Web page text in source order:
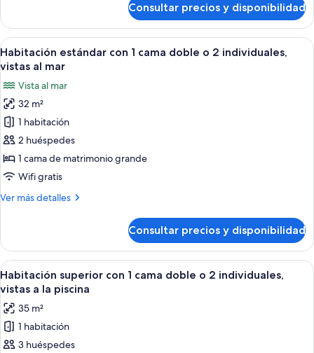
o
individuales,
vistas
a
la
piscina
estándar
con
1
cama
o
2
individuales,
vistas
piscina
Consultar precios y disponibilidad
Abrir
todas
fotos
de
Habitación
estándar
con
1
doble
individuales,
vistas
al
mar
Habitación de hotel con dos camas,
5
Habitación estándar con 1 cama doble o 2 individuales,
vistas al mar
Vista al mar
32 m²
1 habitación
2 huéspedes
1 cama de matrimonio grande
Wifi gratis
Ver más detalles
Más
estándar
con
1
cama
o
2
individuales,
vistas
Consultar precios y disponibilidad
Abrir
todas
las
fotos
de
Habitación
Una habitación de hotel con cama,
5
Habitación superior con 1 cama doble o 2 individuales,
vistas a la piscina
35 m²
1 habitación
3 huéspedes